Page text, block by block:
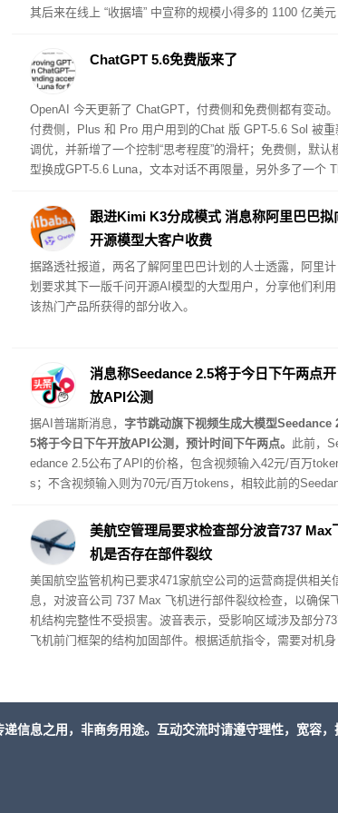
其后来在线上 “收据墙” 中宣称的规模小得多的 1100 亿美元
ChatGPT 5.6免费版来了
OpenAI 今天更新了 ChatGPT，付费侧和免费侧都有变动。
付费侧，Plus 和 Pro 用户用到的Chat 版 GPT-5.6 Sol 被重
调优，并新增了一个控制“思考程度”的滑杆；免费侧，默认
型换成GPT-5.6 Luna，文本对话不再限量，另外多了一个
跟进Kimi K3分成模式 消息称阿里巴巴拟
开源模型大客户收费
据路透社报道，两名了解阿里巴巴计划的人士透露，阿里计
划要求其下一版千问开源AI模型的大型用户，分享他们利用
该热门产品所获得的部分收入。
消息称Seedance 2.5将于今日下午两点开
放API公测
据AI普瑞斯消息， 字节跳动旗下视频生成大模型Seedance
5将于今日下午开放API公测，预计时间下午两点。 此前，
edance 2.5公布了API的价格，包含视频输入42元/百万
s；不含视频输入则为70元/百万tokens，相较此前的
美航空管理局要求检查部分波音737 Max
机是否存在部件裂纹
美国航空监管机构已要求471家航空公司的运营商提供相关
息，对波音公司 737 Max 飞机进行部件裂纹检查，以确保
机结构完整性不受损害。波音表示，受影响区域涉及部分
飞机前门框架的结构加固部件。根据适航指令，需要对机身
信息之用，非商务用途。互动交流时请遵守理性，宽容，